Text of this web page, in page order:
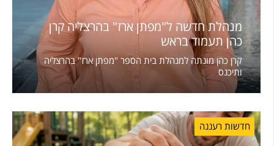
מנהלת חדשה ל"מפתן ארז" בהרצליה קרן
כהן תעמוד בראש
קרן כהן מונתה למנהלת בית הספר "מפתן ארז" בהרצליה
ותיכנס
חדשות רעננה